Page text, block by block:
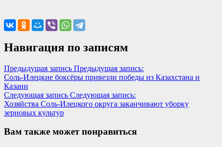
Навигация по записям
Предыдущая запись Предыдущая запись:
Соль-Илецкие боксёры привезли победы из Казахстана и
Казани
Следующая запись Следующая запись:
Хозяйства Соль-Илецкого округа заканчивают уборку
зерновых культур
Вам также может понравиться